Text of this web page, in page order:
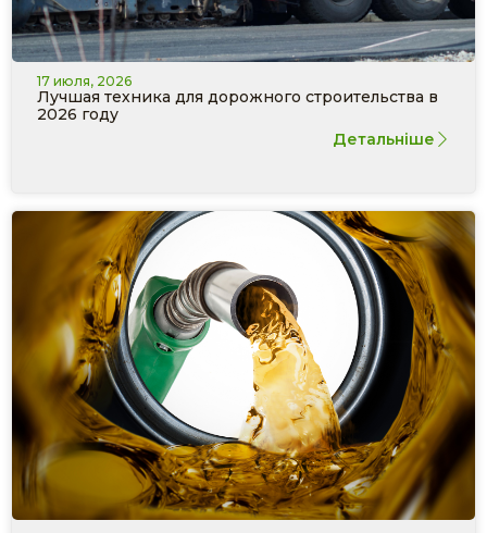
17 июля, 2026
Лучшая техника для дорожного строительства в
2026 году
Детальніше